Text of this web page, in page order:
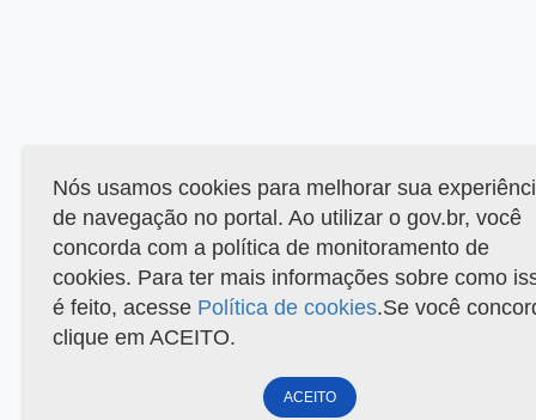
Nós usamos cookies para melhorar sua
de navegação no portal. Ao utilizar o gov.br, você
concorda com a política de monitoramento de
cookies. Para ter mais informações sobre como
é feito, acesse Política de cookies.Se você
clique em ACEITO.
ACEITO